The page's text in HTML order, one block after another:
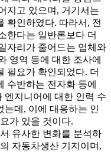
지고 있으며, 거기서는
확인하였다. 따라서, 전
한다는 일반론보다 더
자리가 줄어드는 업체와
영역 등에 대한 조사에
필요가 확인되었다. 더
수반하는 전자화 등에
엔지니어에 대한 인력 수
는데, 이에 대응하는 인
가 있을 것이다.
유사한 변화를 분석하
자동차생산 기지이며,